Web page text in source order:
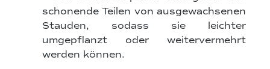
schonende Teilen von ausgewachsenen
Stauden, sodass sie leichter
umgepflanzt oder weitervermehrt
werden können.